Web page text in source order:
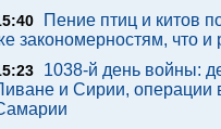
Пение птиц и китов
закономерностям, что и
1038-й день войны:
и Сирии, операции